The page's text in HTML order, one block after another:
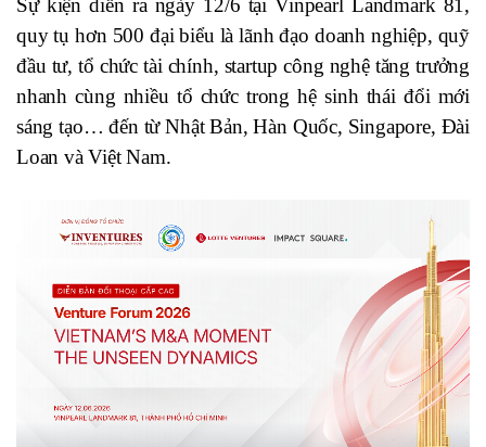
Sự kiện diễn ra ngày 12/6 tại Vinpearl Landmark 81,
quy tụ hơn 500 đại biểu là lãnh đạo doanh nghiệp, quỹ
đầu tư, tổ chức tài chính, startup công nghệ tăng trưởng
nhanh cùng nhiều tổ chức trong hệ sinh thái đổi mới
sáng tạo… đến từ Nhật Bản, Hàn Quốc, Singapore, Đài
Loan và Việt Nam.